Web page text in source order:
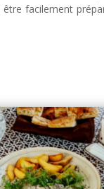
facilement